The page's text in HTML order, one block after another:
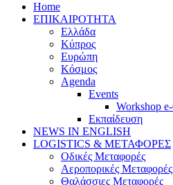
Home
ΕΠΙΚΑΙΡΟΤΗΤΑ
Ελλάδα
Κύπρος
Ευρώπη
Κόσμος
Agenda
Events
Workshop
Εκπαίδευση
NEWS IN ENGLISH
LOGISTICS & ΜΕΤΑΦΟΡΕΣ
Οδικές Μεταφορές
Αεροπορικές Μεταφορές
Θαλάσσιες Μεταφορές